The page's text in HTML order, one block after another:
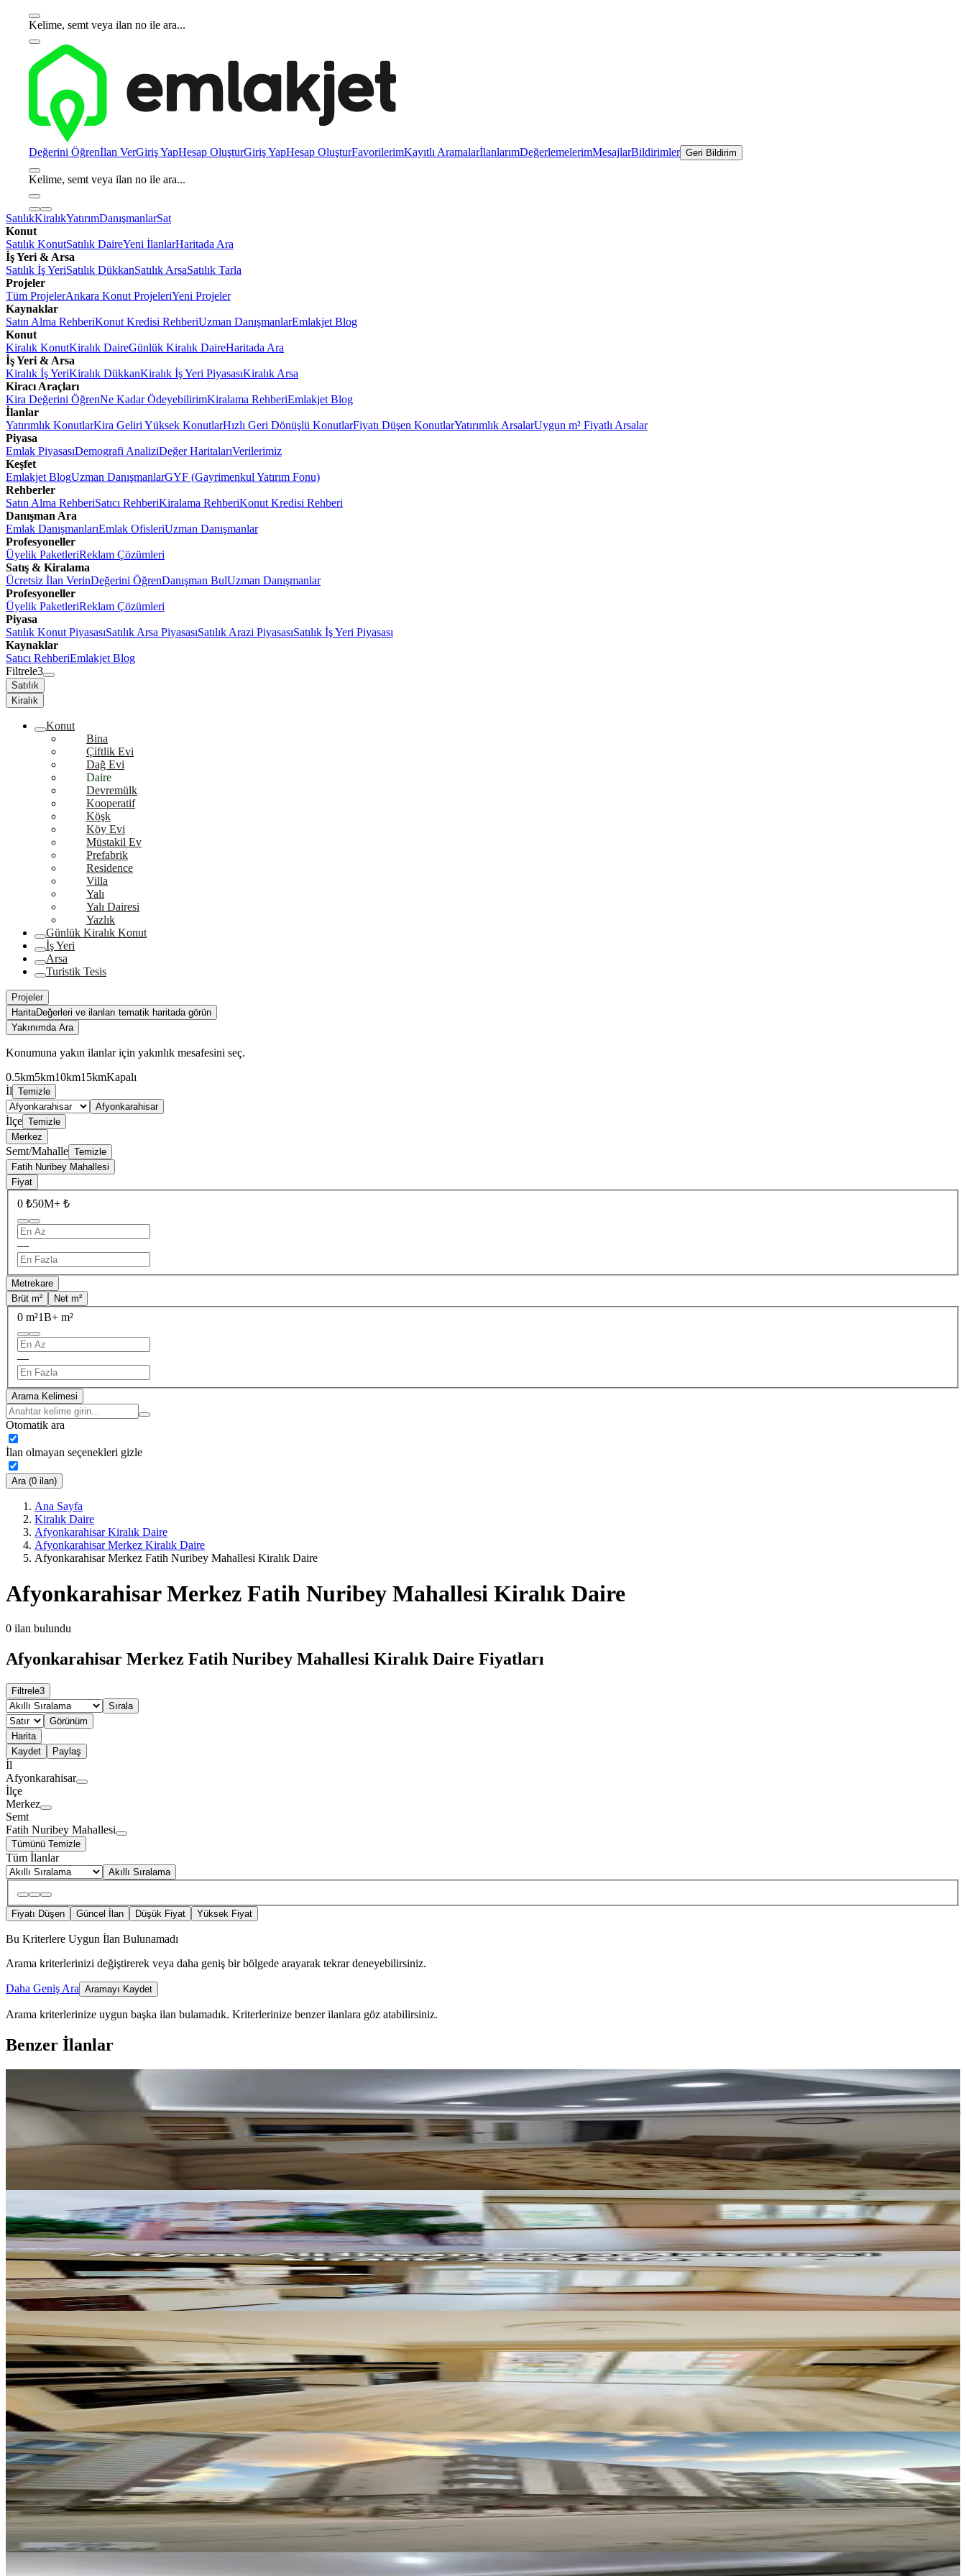
Kelime, semt veya ilan no ile ara...
Değerini Öğrenİlan VerGiriş YapHesap OluşturGiriş YapHesap OluşturFavorilerimKayıtlı AramalarİlanlarımDeğerlemelerimMesajlarBildirimler Geri Bildirim
Kelime, semt veya ilan no ile ara...
SatılıkKiralıkYatırımDanışmanlarSat
Konut
Satılık KonutSatılık DaireYeni İlanlarHaritada Ara
İş Yeri & Arsa
Satılık İş YeriSatılık DükkanSatılık ArsaSatılık Tarla
Projeler
Tüm ProjelerAnkara Konut ProjeleriYeni Projeler
Kaynaklar
Satın Alma RehberiKonut Kredisi RehberiUzman DanışmanlarEmlakjet Blog
Konut
Kiralık KonutKiralık DaireGünlük Kiralık DaireHaritada Ara
İş Yeri & Arsa
Kiralık İş YeriKiralık DükkanKiralık İş Yeri PiyasasıKiralık Arsa
Kiracı Araçları
Kira Değerini ÖğrenNe Kadar ÖdeyebilirimKiralama RehberiEmlakjet Blog
İlanlar
Yatırımlık KonutlarKira Geliri Yüksek KonutlarHızlı Geri Dönüşlü KonutlarFiyatı Düşen KonutlarYatırımlık ArsalarUygun m² Fiyatlı Arsalar
Piyasa
Emlak PiyasasıDemografi AnaliziDeğer HaritalarıVerilerimiz
Keşfet
Emlakjet BlogUzman DanışmanlarGYF (Gayrimenkul Yatırım Fonu)
Rehberler
Satın Alma RehberiSatıcı RehberiKiralama RehberiKonut Kredisi Rehberi
Danışman Ara
Emlak DanışmanlarıEmlak OfisleriUzman Danışmanlar
Profesyoneller
Üyelik PaketleriReklam Çözümleri
Satış & Kiralama
Ücretsiz İlan VerinDeğerini ÖğrenDanışman BulUzman Danışmanlar
Profesyoneller
Üyelik PaketleriReklam Çözümleri
Piyasa
Satılık Konut PiyasasıSatılık Arsa PiyasasıSatılık Arazi PiyasasıSatılık İş Yeri Piyasası
Kaynaklar
Satıcı RehberiEmlakjet Blog
Filtrele3
Satılık
Kiralık
Konut
Bina
Çiftlik Evi
Dağ Evi
Daire
Devremülk
Kooperatif
Köşk
Köy Evi
Müstakil Ev
Prefabrik
Residence
Villa
Yalı
Yalı Dairesi
Yazlık
Günlük Kiralık Konut
İş Yeri
Arsa
Turistik Tesis
Projeler
HaritaDeğerleri ve ilanları tematik haritada görün
Yakınımda Ara
Konumuna yakın ilanlar için yakınlık mesafesini seç.
0.5km5km10km15kmKapalı
İl Temizle
Afyonkarahisar
İlçe Temizle
Merkez
Semt/Mahalle Temizle
Fatih Nuribey Mahallesi
Fiyat
0 ₺50M+ ₺
—
Metrekare
Brüt m²
Net m²
0 m²1B+ m²
—
Arama Kelimesi
Otomatik ara
İlan olmayan seçenekleri gizle
Ara (0 ilan)
Ana Sayfa
Kiralık Daire
Afyonkarahisar Kiralık Daire
Afyonkarahisar Merkez Kiralık Daire
Afyonkarahisar Merkez Fatih Nuribey Mahallesi Kiralık Daire
Afyonkarahisar Merkez Fatih Nuribey Mahallesi Kiralık Daire
0 ilan bulundu
Afyonkarahisar Merkez Fatih Nuribey Mahallesi Kiralık Daire Fiyatları
Filtrele3
Sırala
Görünüm
Harita
Kaydet
Paylaş
İl
Afyonkarahisar
İlçe
Merkez
Semt
Fatih Nuribey Mahallesi
Tümünü Temizle
Tüm İlanlar
Akıllı Sıralama
Fiyatı Düşen Güncel İlan Düşük Fiyat Yüksek Fiyat
Bu Kriterlere Uygun İlan Bulunamadı
Arama kriterlerinizi değiştirerek veya daha geniş bir bölgede arayarak tekrar deneyebilirsiniz.
Daha Geniş Ara Aramayı Kaydet
Arama kriterlerinize uygun başka ilan bulamadık. Kriterlerinize benzer ilanlara göz atabilirsiniz.
Benzer İlanlar
Afyon Tezcan Emlak'tan Kanlıca Mahallesi 3+1 Güney Cephe 2 Banyolu Daire
Merkez, Kanlıca Mahallesi
3+1·115 m²·1. Kat·06.08.2026
AFYON TEZ-CAN EMLAKMustafa Alunur
Ara
Site İçinde Asansörlü Kiralık Ara Kat 2+1 Daire
Merkez, Ali İhsan Paşa Mahallesi
2+1·90 m²·4. Kat·06.08.2026
18.000 ₺
SÖĞÜT EMLAK AFYONHüseyin S
Afyon Özsu Emlak'tan Ahmet Yesevi Mh Bakımlı Kiralık 3+1 Daire
Merkez, Hoca Ahmet Yesevi Mahallesi
3+1·110 m²·3. Kat·06.08.2026
18.500 ₺
ÖZSU EMLAK AFYONKARAHİSAR Yusuf Özsu
Ara
YENİ
Erenlerde Teraslı Geniş 1+1 Kiralık Daire
Merkez, Erenler Mahallesi
1+1·60 m²·5. Kat·06.08.2026
13.000 ₺
Aktif EmlakYücel Babayiğit
Ara